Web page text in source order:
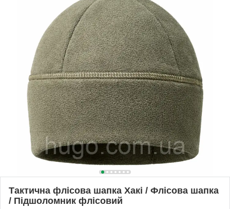
Тактична флісова шапка Хакі / Флісова шапка
/ Підшоломник флісовий